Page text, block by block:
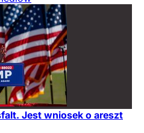
Jest wniosek o areszt